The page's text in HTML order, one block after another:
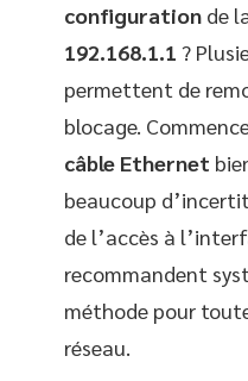
configuration de
192.168.1.1 ?
permettent de
blocage.
câble Ethernet
beaucoup
de l’accès à
recommandent
méthode pour
réseau.